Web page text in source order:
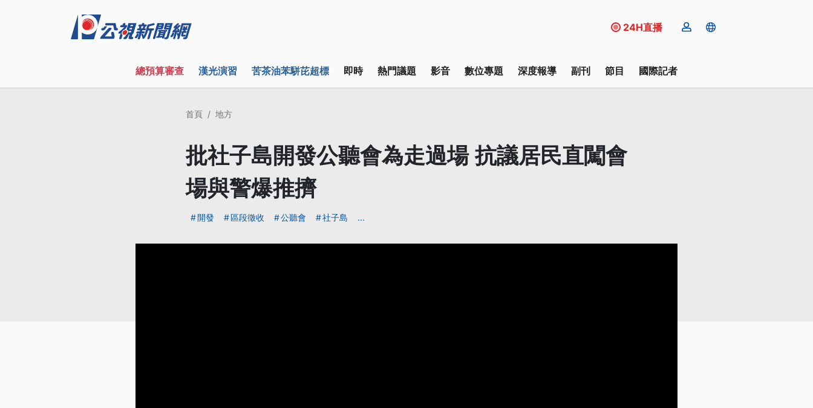
24H直播
總預算審查 漢光演習 苦茶油苯駢芘超標 即時 熱門議題 影音 數位專題 深度報導 副刊 節目 國際記者
首頁 地方
批社子島開發公聽會為走過場 抗議居民直闖會
場與警爆推擠
開發 區段徵收 公聽會 社子島 ...